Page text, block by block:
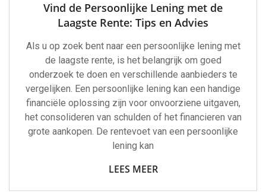
Vind de Persoonlijke Lening met de
Laagste Rente: Tips en Advies
Als u op zoek bent naar een persoonlijke lening met
de laagste rente, is het belangrijk om goed
onderzoek te doen en verschillende aanbieders te
vergelijken. Een persoonlijke lening kan een handige
financiële oplossing zijn voor onvoorziene uitgaven,
het consolideren van schulden of het financieren van
grote aankopen. De rentevoet van een persoonlijke
lening kan
LEES MEER